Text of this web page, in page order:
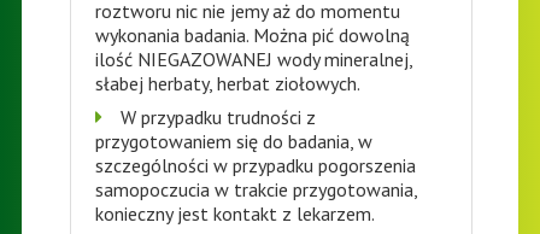
roztworu nic nie jemy aż do momentu
wykonania badania. Można pić dowolną
ilość NIEGAZOWANEJ wody mineralnej,
słabej herbaty, herbat ziołowych.
W przypadku trudności z
przygotowaniem się do badania, w
szczególności w przypadku pogorszenia
samopoczucia w trakcie przygotowania,
konieczny jest kontakt z lekarzem.